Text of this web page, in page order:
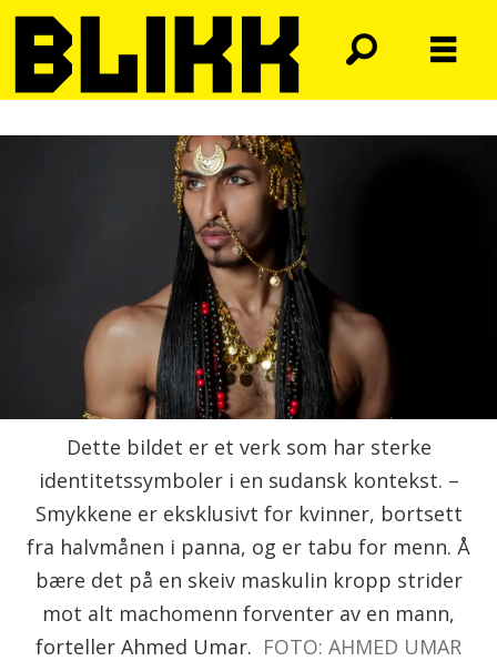
Dette bildet er et verk som har sterke
identitetssymboler i en sudansk kontekst. –
Smykkene er eksklusivt for kvinner, bortsett
fra halvmånen i panna, og er tabu for menn. Å
bære det på en skeiv maskulin kropp strider
mot alt machomenn forventer av en mann,
forteller Ahmed Umar. FOTO: AHMED UMAR